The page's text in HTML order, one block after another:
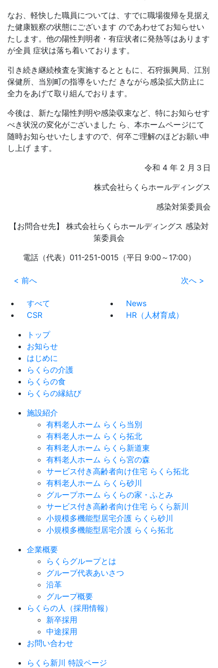
なお、軽快した職員については、すでに職場復帰を見据え
た健康観察の状態にございます のであわせてお知らせい
たします。他の陽性判明者・有症状者に発熱等はあります
が全員 症状は落ち着いております。
引き続き継続検査を実施するとともに、石狩振興局、江別
保健所、当別町の指導をいただ きながら感染拡大防止に
全力をあげて取り組んでおります。
今後は、新たな陽性判明や感染収束など、特にお知らせす
べき状況の変化がございました ら、本ホームページにて
随時お知らせいたしますので、何卒ご理解のほどお願い申
し上げ ます。
令和 4 年 2 月３日
株式会社らくらホールディングス
感染対策委員会
【お問合せ先】 株式会社らくらホールディングス 感染対
策委員会
電話（代表）011-251-0015（平日 9:00～17:00）
< 前へ 次へ >
すべて
News
CSR
HR（人材育成）
トップ
お知らせ
はじめに
らくらの介護
らくらの食
らくらの縁結び
施設紹介
有料老人ホーム らくら当別
有料老人ホーム らくら拓北
有料老人ホーム らくら新道東
有料老人ホーム らくら宮の森
サービス付き高齢者向け住宅 らくら拓北
有料老人ホーム らくら砂川
グループホーム らくらの家・ふとみ
サービス付き高齢者向け住宅 らくら新川
小規模多機能型居宅介護 らくら砂川
小規模多機能型居宅介護 らくら拓北
企業概要
らくらグループとは
グループ代表あいさつ
沿革
グループ概要
らくらの人（採用情報）
新卒採用
中途採用
お問い合わせ
らくら新川 特設ページ